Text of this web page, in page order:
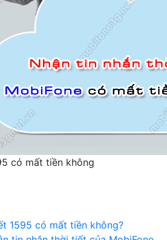
có mất tiền không
1595 có mất tiền không?